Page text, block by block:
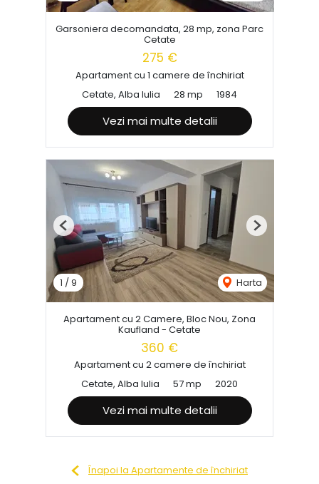
Garsoniera decomandata, 28 mp, zona Parc
Cetate
275 €
Apartament cu 1 camere de închiriat
Cetate, Alba Iulia
28 mp 1984
Vezi mai multe detalii
1 /9 Harta
Previous Next
Apartament cu 2 Camere, Bloc Nou, Zona
Kaufland - Cetate
360 €
Apartament cu 2 camere de închiriat
Cetate, Alba Iulia
57 mp 2020
Vezi mai multe detalii
Înapoi la Apartamente de închiriat